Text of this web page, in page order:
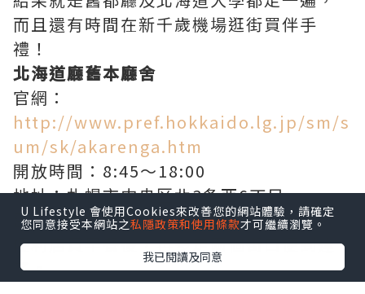
結果就是舊都廳及北海道大學都走一遍，
而且還有時間在新千歲機場逛街買伴手
禮！
北海道廳舊本廳舍
官網：
http://www.pref.hokkaido.lg.jp/sm/s
um/sk/akarenga.htm
開放時間：8:45～18:00
地址：札幌市中央区北3条西6丁目
舊都廳在我們下榻酒店附近，所以出門到
便利店買早餐後，再多走兩個街口便到達
了。
U Lifestyle 會使用Cookies來改善您的網站體驗，請確定
您同意接受本網站之私隱政策和使用條款才可繼續瀏覽。
我已閱讀及同意